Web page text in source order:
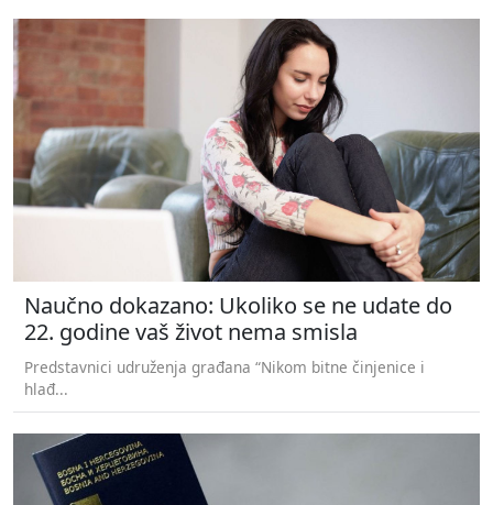
Naučno dokazano: Ukoliko se ne udate do
22. godine vaš život nema smisla
Predstavnici udruženja građana “Nikom bitne činjenice i
hlađ...